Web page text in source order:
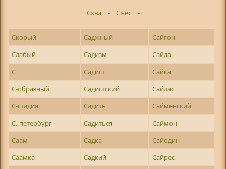
Схва
- Съес -
Скорый Саджный
Сайгон
Слабый
Садизм
Сайда
С
Садист
Сайка
С-образный
Садистский
Сайлас
С-стадия
Садить
Сайменский
С.-петербург
Садиться
Саймон
Саам
Садка
Сайодин
Саамка
Садкий
Сайрес